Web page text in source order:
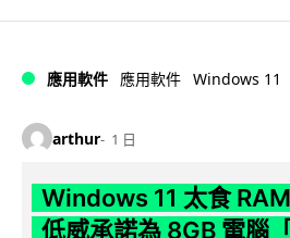
應用軟件 應用軟件 Windows 11
arthur 1 日
Windows 11 太食
低威承諾為 8GB 電腦「